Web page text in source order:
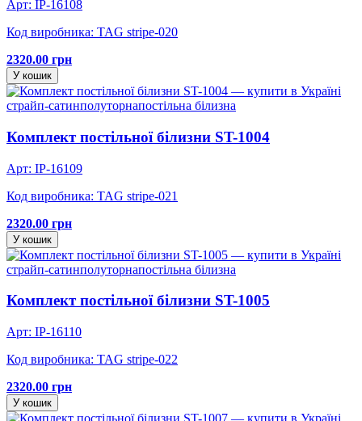
Арт: IP-16108
Код виробника: TAG stripe-020
2320.00 грн
У кошик
страйп-сатинполуторнапостільна білизна
Комплект постільної білизни ST-1004
Арт: IP-16109
Код виробника: TAG stripe-021
2320.00 грн
У кошик
страйп-сатинполуторнапостільна білизна
Комплект постільної білизни ST-1005
Арт: IP-16110
Код виробника: TAG stripe-022
2320.00 грн
У кошик